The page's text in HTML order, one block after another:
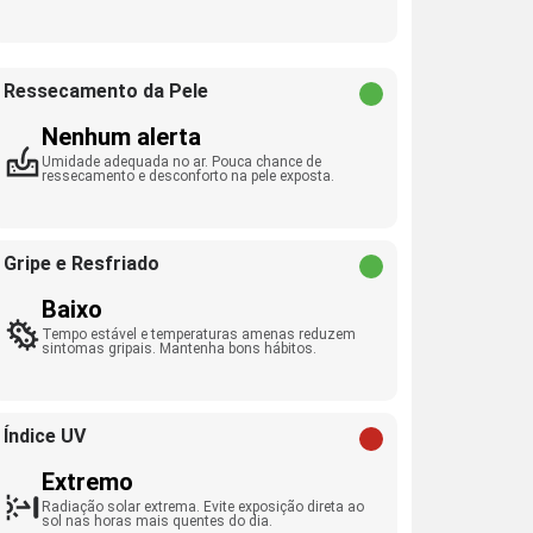
Ressecamento da Pele
Nenhum alerta
Umidade adequada no ar. Pouca chance de
ressecamento e desconforto na pele exposta.
Gripe e Resfriado
Baixo
Tempo estável e temperaturas amenas reduzem
sintomas gripais. Mantenha bons hábitos.
Índice UV
Extremo
Radiação solar extrema. Evite exposição direta ao
sol nas horas mais quentes do dia.